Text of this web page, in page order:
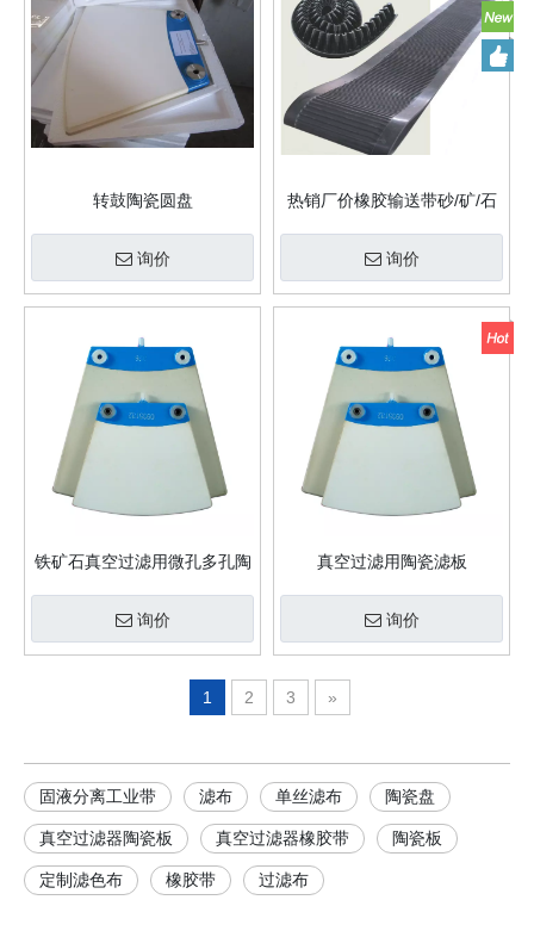
转鼓陶瓷圆盘
询价
热销厂价橡胶输送带砂/矿/石
询价
铁矿石真空过滤用微孔多孔陶
询价
真空过滤用陶瓷滤板
询价
1 2 3 »
固液分离工业带 滤布 单丝滤布 陶瓷盘
真空过滤器陶瓷板 真空过滤器橡胶带 陶瓷板
定制滤色布 橡胶带 过滤布